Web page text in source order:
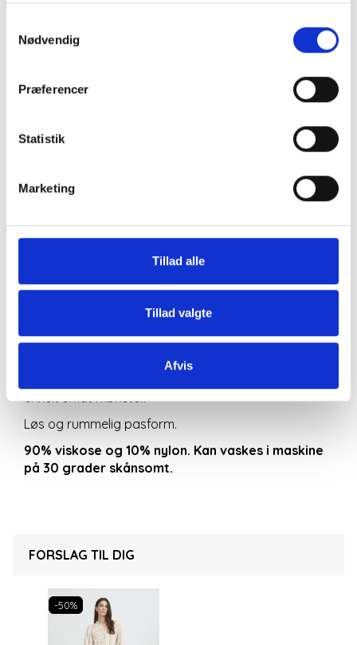
Nødvendig
Præferencer
Statistik
Marketing
Tillad alle
Tillad valgte
Afvis
Skjortebluse med
udskæring. Skulder partiet har let rynk og giver en
blid og feminin form , de lange ballonærmer falder
knap.Ærmerne er i et print af støvet lyseblå og det
det fine detaljerige ornamentale print boheme-
inspireret mønster i støvet lyseblå med et farvespil
enkelt småt mønster.
Løs og rummelig pasform.
90% viskose og 10% nylon. Kan vaskes i maskine
på 30 grader skånsomt.
FORSLAG TIL DIG
-50%